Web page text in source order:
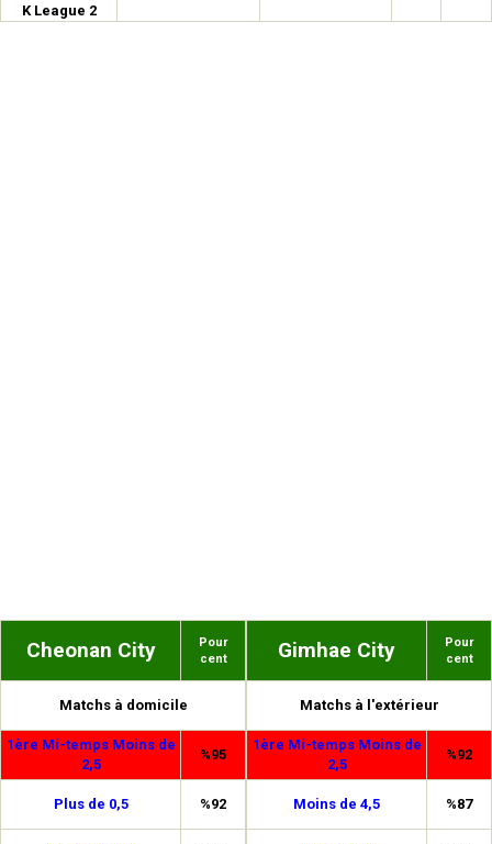
K League 2
Cheonan City
Pour
cent
Matchs à domicile
1ère Mi-temps Moins de
2,5
%95
Plus de 0,5 %92
Gimhae City
Pour
cent
Matchs à l'extérieur
1ère Mi-temps Moins de
2,5
%92
Moins de 4,5 %87